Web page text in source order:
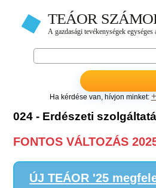
Ha kérdése van, hívjon minket:
024 - Erdészeti
FONTOS VÁLTOZÁS
ÚJ TEÁOR '25